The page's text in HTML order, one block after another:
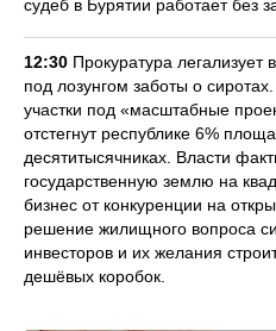
судеб в Бурятии работает без
12:30 Прокуратура легализует
под лозунгом заботы о
участки под «масштабные
отстегнут республике 6%
десятитысячниках. Власти
государственную землю на
бизнес от конкуренции на
решение жилищного вопроса
инвесторов и их желания
дешёвых коробок.